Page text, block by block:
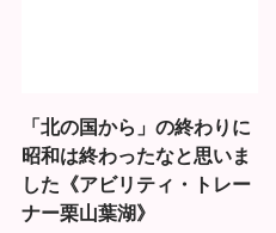
「北の国から」の終わりに
昭和は終わったなと思いま
した《アビリティ・トレー
ナー栗山葉湖》